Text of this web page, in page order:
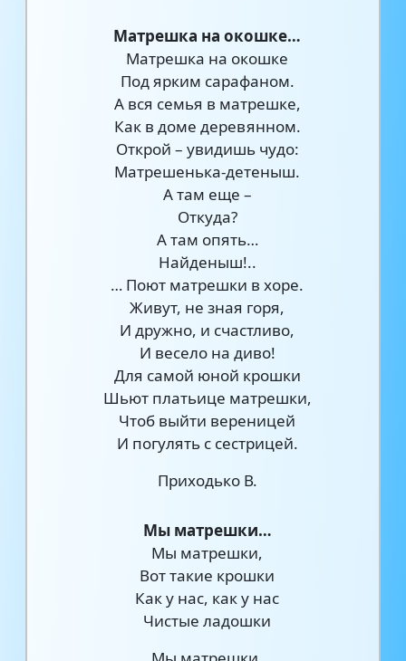
Матрешка на окошке…
Матрешка на окошке
Под ярким сарафаном.
А вся семья в матрешке,
Как в доме деревянном.
Открой – увидишь чудо:
Матрешенька-детеныш.
А там еще –
Откуда?
А там опять…
Найденыш!..
… Поют матрешки в хоре.
Живут, не зная горя,
И дружно, и счастливо,
И весело на диво!
Для самой юной крошки
Шьют платьице матрешки,
Чтоб выйти вереницей
И погулять с сестрицей.
Приходько В.
Мы матрешки…
Мы матрешки,
Вот такие крошки
Как у нас, как у нас
Чистые ладошки